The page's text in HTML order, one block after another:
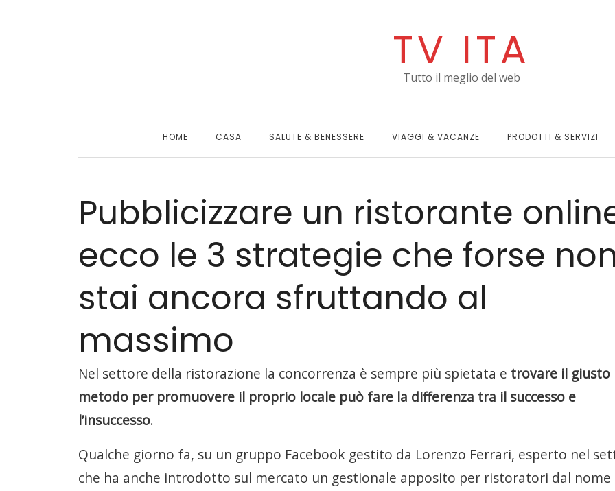
TV ITA
Tutto il meglio del web
HOME CASA SALUTE & BENESSERE VIAGGI & VACANZE PRODOTTI & SERVIZI
Pubblicizzare un ristorante
ecco le 3 strategie che forse
stai ancora sfruttando al
massimo
Nel settore della ristorazione la concorrenza è sempre più spietata e trovare il giusto
metodo per promuovere il proprio locale può fare la differenza tra il successo e
l’insuccesso.
Qualche giorno fa, su un gruppo Facebook gestito da Lorenzo Ferrari, esperto nel
che ha anche introdotto sul mercato un gestionale apposito per ristoratori dal nome